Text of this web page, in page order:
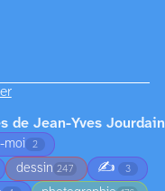
de Jean-Yves Jourdain
moi 2
dessin 247 ✍️ 3